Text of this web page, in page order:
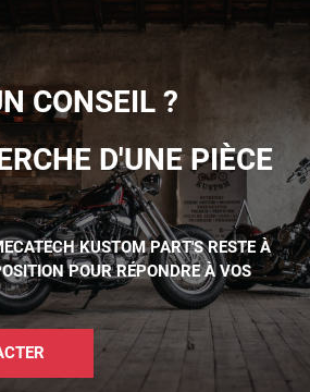
CONSEIL ?
D'UNE PIÈCE
KUSTOM PART'S RESTE À
POUR RÉPONDRE À VOS